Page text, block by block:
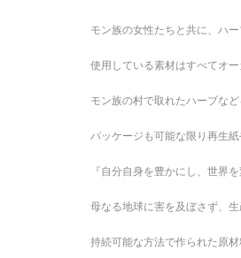
モン族の女性たちと共に、ハ
使用している素材はすべてオー
モン族の村で取れたハーブな
パッケージも可能な限り再生
『自分自身を豊かにし、世界
母なる地球に害を及ぼさず、
持続可能な方法で作られた原材